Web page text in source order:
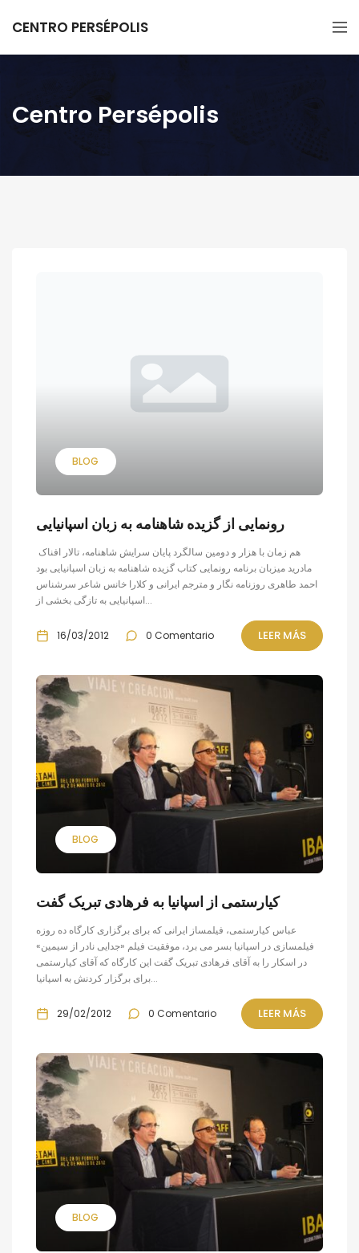
CENTRO PERSÉPOLIS
Centro Persépolis
BLOG
رونمایی از گزیده شاهنامه به زبان اسپانیایی
مادرید میزبان برنامه رونمایی کتاب گزیده شاهنامه به زبان اسپانیایی بود
احمد طاهری روزنامه نگار و مترجم ایرانی و کلارا خانس شاعر سرشناس
اسپانیایی به تازگی بخشی از...
16/03/2012 0 Comentario LEER MÁS
BLOG
کیارستمی از اسپانیا به فرهادی تبریک گفت
عباس کیارستمی، فیلمساز ایرانی که برای برگزاری کارگاه ده روزه
فیلمسازی در اسپانیا بسر می برد، موفقیت فیلم «جدایی نادر از سیمین»
در اسکار را به آقای فرهادی تبریک گفت این کارگاه که آقای کیارستمی
برای برگزار کردنش به اسپانیا...
29/02/2012 0 Comentario LEER MÁS
BLOG